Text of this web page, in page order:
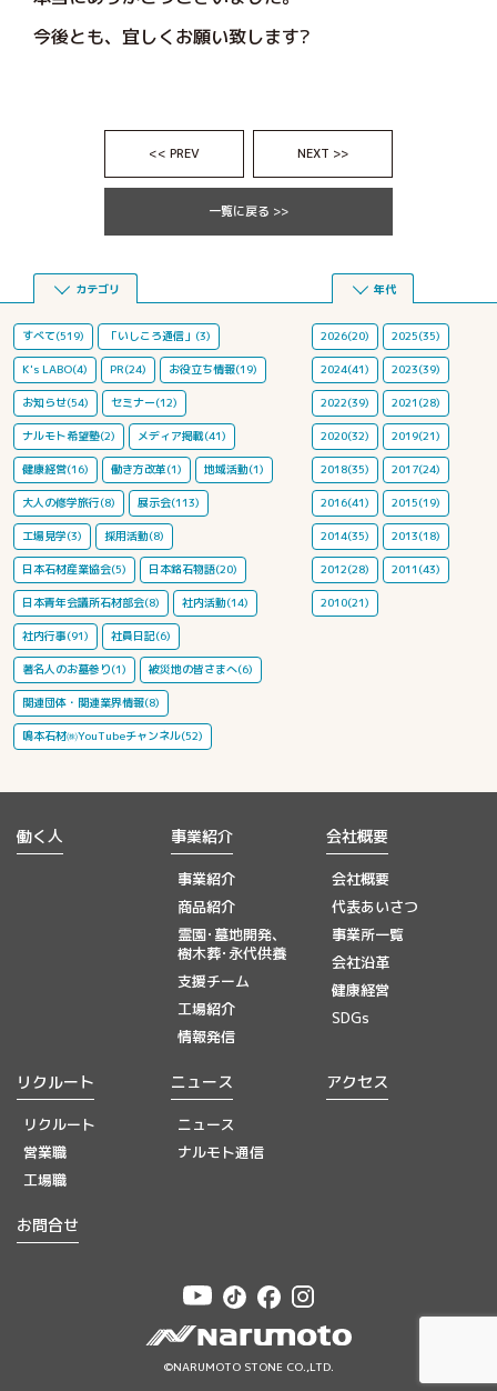
今後とも、宜しくお願い致します?
<< PREV NEXT >>
一覧に戻る >>
カテゴリ
すべて(519) 「いしころ通信」(3)
K's LABO(4) PR(24) お役立ち情報(19)
お知らせ(54) セミナー(12)
ナルモト希望塾(2) メディア掲載(41)
健康経営(16) 働き方改革(1) 地域活動(1)
大人の修学旅行(8) 展示会(113)
工場見学(3) 採用活動(8)
日本石材産業協会(5) 日本銘石物語(20)
日本青年会議所石材部会(8) 社内活動(14)
社内行事(91) 社員日記(6)
著名人のお墓参り(1) 被災地の皆さまへ(6)
関連団体・関連業界情報(8)
鳴本石材㈱YouTubeチャンネル(52)
年代
2026(20) 2025(35)
2024(41) 2023(39)
2022(39) 2021(28)
2020(32) 2019(21)
2018(35) 2017(24)
2016(41) 2015(19)
2014(35) 2013(18)
2012(28) 2011(43)
2010(21)
働く人 事業紹介
事業紹介
商品紹介
霊園･墓地開発、
樹木葬･永代供養
支援チーム
工場紹介
情報発信
会社概要
会社概要
代表あいさつ
事業所一覧
会社沿革
健康経営
SDGs
リクルート
リクルート
営業職
工場職
ニュース
ニュース
ナルモト通信
アクセス
お問合せ
©NARUMOTO STONE CO.,LTD.